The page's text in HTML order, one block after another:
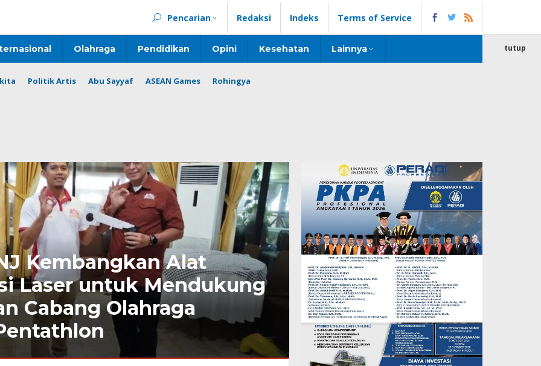
Pencarian Redaksi Indeks Terms of Service
Olahraga Pendidikan Opini Kesehatan Lainnya
Politik Artis Abu Sayyaf ASEAN Games Rohingya
tutup
Kembangkan Alat
Laser untuk Mendukung
Cabang Olahraga